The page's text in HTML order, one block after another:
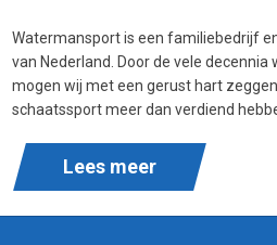
Watermansport is een familiebedrijf
van Nederland. Door de vele
mogen wij met een gerust hart
schaatssport meer dan verdiend
Lees meer